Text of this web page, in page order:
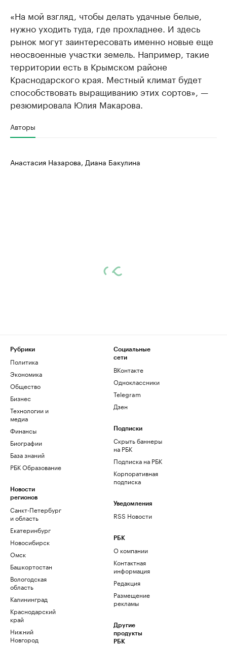
«На мой взгляд, чтобы делать удачные белые,
нужно уходить туда, где прохладнее. И здесь
рынок могут заинтересовать именно новые еще
неосвоенные участки земель. Например, такие
территории есть в Крымском районе
Краснодарского края. Местный климат будет
способствовать выращиванию этих сортов», —
резюмировала Юлия Макарова.
Авторы
Анастасия Назарова, Диана Бакулина
Рубрики
Политика
Экономика
Общество
Бизнес
Технологии и
медиа
Финансы
Биографии
База знаний
РБК Образование
Новости
регионов
Санкт-Петербург
и область
Екатеринбург
Новосибирск
Омск
Башкортостан
Вологодская
область
Калининград
Краснодарский
край
Нижний
Новгород
Социальные
сети
ВКонтакте
Одноклассники
Telegram
Дзен
Подписки
Скрыть баннеры
на РБК
Подписка на РБК
Корпоративная
подписка
Уведомления
RSS Новости
РБК
О компании
Контактная
информация
Редакция
Размещение
рекламы
Другие
продукты
РБК